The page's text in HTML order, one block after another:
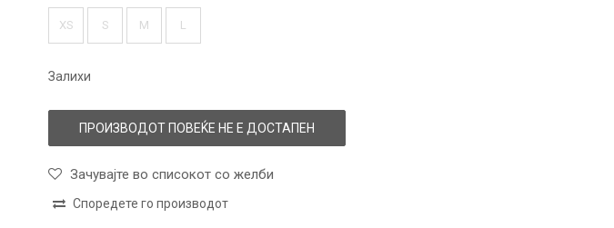
XS S M L
Залихи
ПРОИЗВОДОТ ПОВЕЌЕ НЕ Е ДОСТАПЕН
Зачувајте во списокот со желби
Споредете го производот